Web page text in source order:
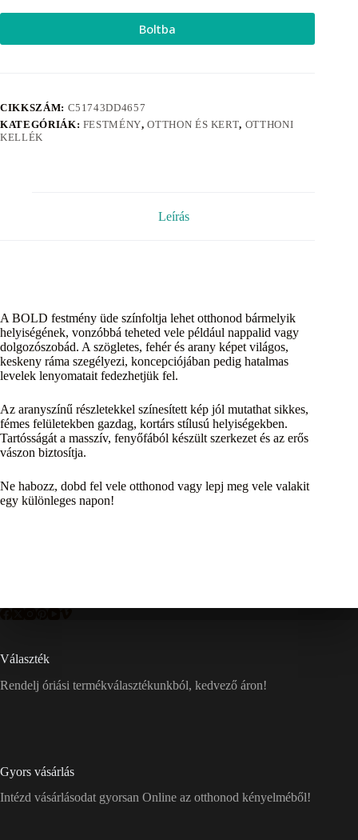
Boltba
CIKKSZÁM: C51743DD4657
KATEGÓRIÁK: FESTMÉNY,OTTHON ÉS KERT, OTTHONI
KELLÉK
Leírás
A BOLD festmény üde színfoltja lehet otthonod bármelyik
helyiségének, vonzóbbá teheted vele például nappalid vagy
dolgozószobád. A szögletes, fehér és arany képet világos,
keskeny ráma szegélyezi, koncepciójában pedig hatalmas
levelek lenyomatait fedezhetjük fel.
Az aranyszínű részletekkel színesített kép jól mutathat sikkes,
fémes felületekben gazdag, kortárs stílusú helyiségekben.
Tartósságát a masszív, fenyőfából készült szerkezet és az erős
vászon biztosítja.
Ne habozz, dobd fel vele otthonod vagy lepj meg vele valakit
egy különleges napon!
Választék
Rendelj óriási termékválasztékunkból, kedvező áron!
Gyors vásárlás
Intézd vásárlásodat gyorsan Online az otthonod kényelméből!